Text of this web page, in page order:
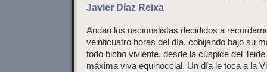
Javier Díaz Reixa
Andan los nacionalistas decididos a
veinticuatro horas del día, cobijando bajo su
todo bicho viviente, desde la cúspide del
máxima viva equinoccial. Un día le toca a la